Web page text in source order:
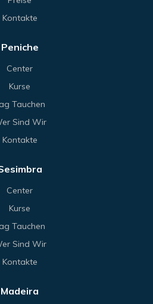
Kontakte
Peniche
Center
Kurse
Tauchen
Sind Wir
Kontakte
Center
Kurse
Tauchen
Sind Wir
Kontakte
Madeira